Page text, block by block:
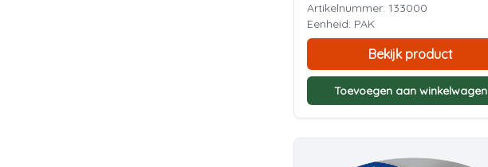
Artikelnummer: 133000
Eenheid: PAK
Bekijk product
Toevoegen aan winkelwagen